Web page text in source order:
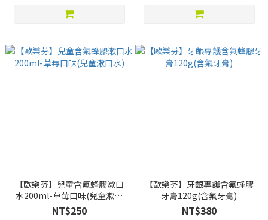
【歐樂芬】兒童含氟蜂膠漱口
水200ml-草莓口味(兒童漱口
水)
NT$250
【歐樂芬】牙齦專護含氟蜂膠
牙膏120g(含氟牙膏)
NT$380